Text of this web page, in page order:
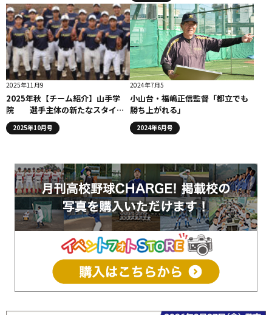
2025年11月9
2025年秋【チーム紹介】山手学
院 選手主体の新たなスタイル
で過去最高のベスト４を目指す
2025年10月号
2024年7月5
小山台・福嶋正信監督「都立でも
勝ち上がれる」
2024年6月号